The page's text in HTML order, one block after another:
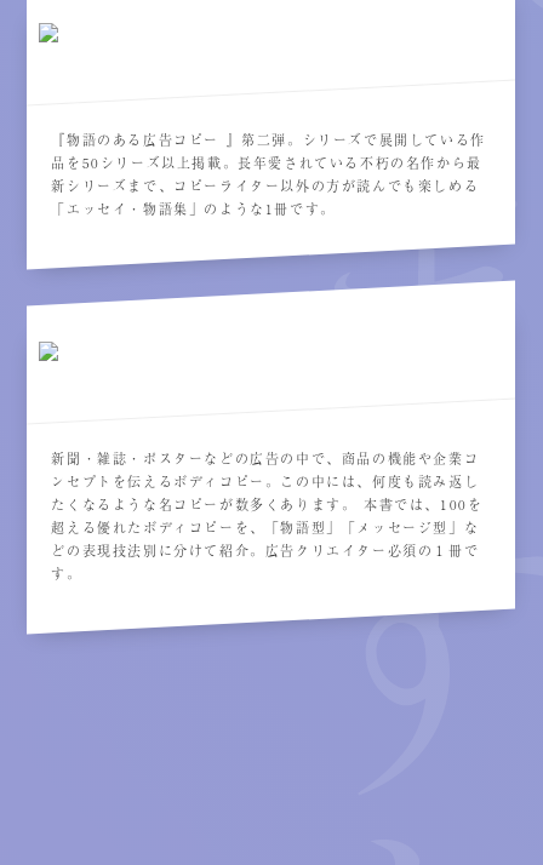
『物語のある広告コピー』第二弾。シリーズで展開している作
品を50シリーズ以上掲載。長年愛されている不朽の名作から最
新シリーズまで、コピーライター以外の方が読んでも楽しめる
「エッセイ・物語集」のような1冊です。
新聞・雑誌・ポスターなどの広告の中で、商品の機能や企業コ
ンセプトを伝えるボディコピー。この中には、何度も読み返し
たくなるような名コピーが数多くあります。 本書では、100を
超える優れたボディコピーを、「物語型」「メッセージ型」な
どの表現技法別に分けて紹介。広告クリエイター必須の１冊で
す。